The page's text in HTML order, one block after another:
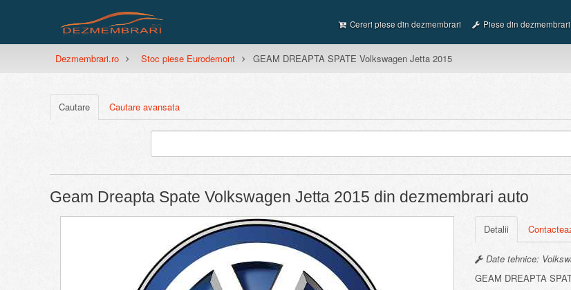
Cereri piese din dezmembrari Piese din dezmembrari
Dezmembrari.ro Stoc piese Eurodemont GEAM DREAPTA SPATE Volkswagen Jetta 2015
Cautare Cautare avansata
Geam Dreapta Spate Volkswagen Jetta 2015 din dezmembrari auto
Detalii
Date tehnice:
GEAM DREAPTA